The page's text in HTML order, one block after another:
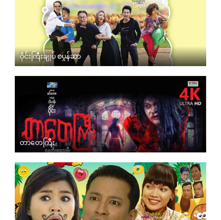
ဝိုင်းကြီးချုပ် စပွန်ဆာ
တာတေကြီး